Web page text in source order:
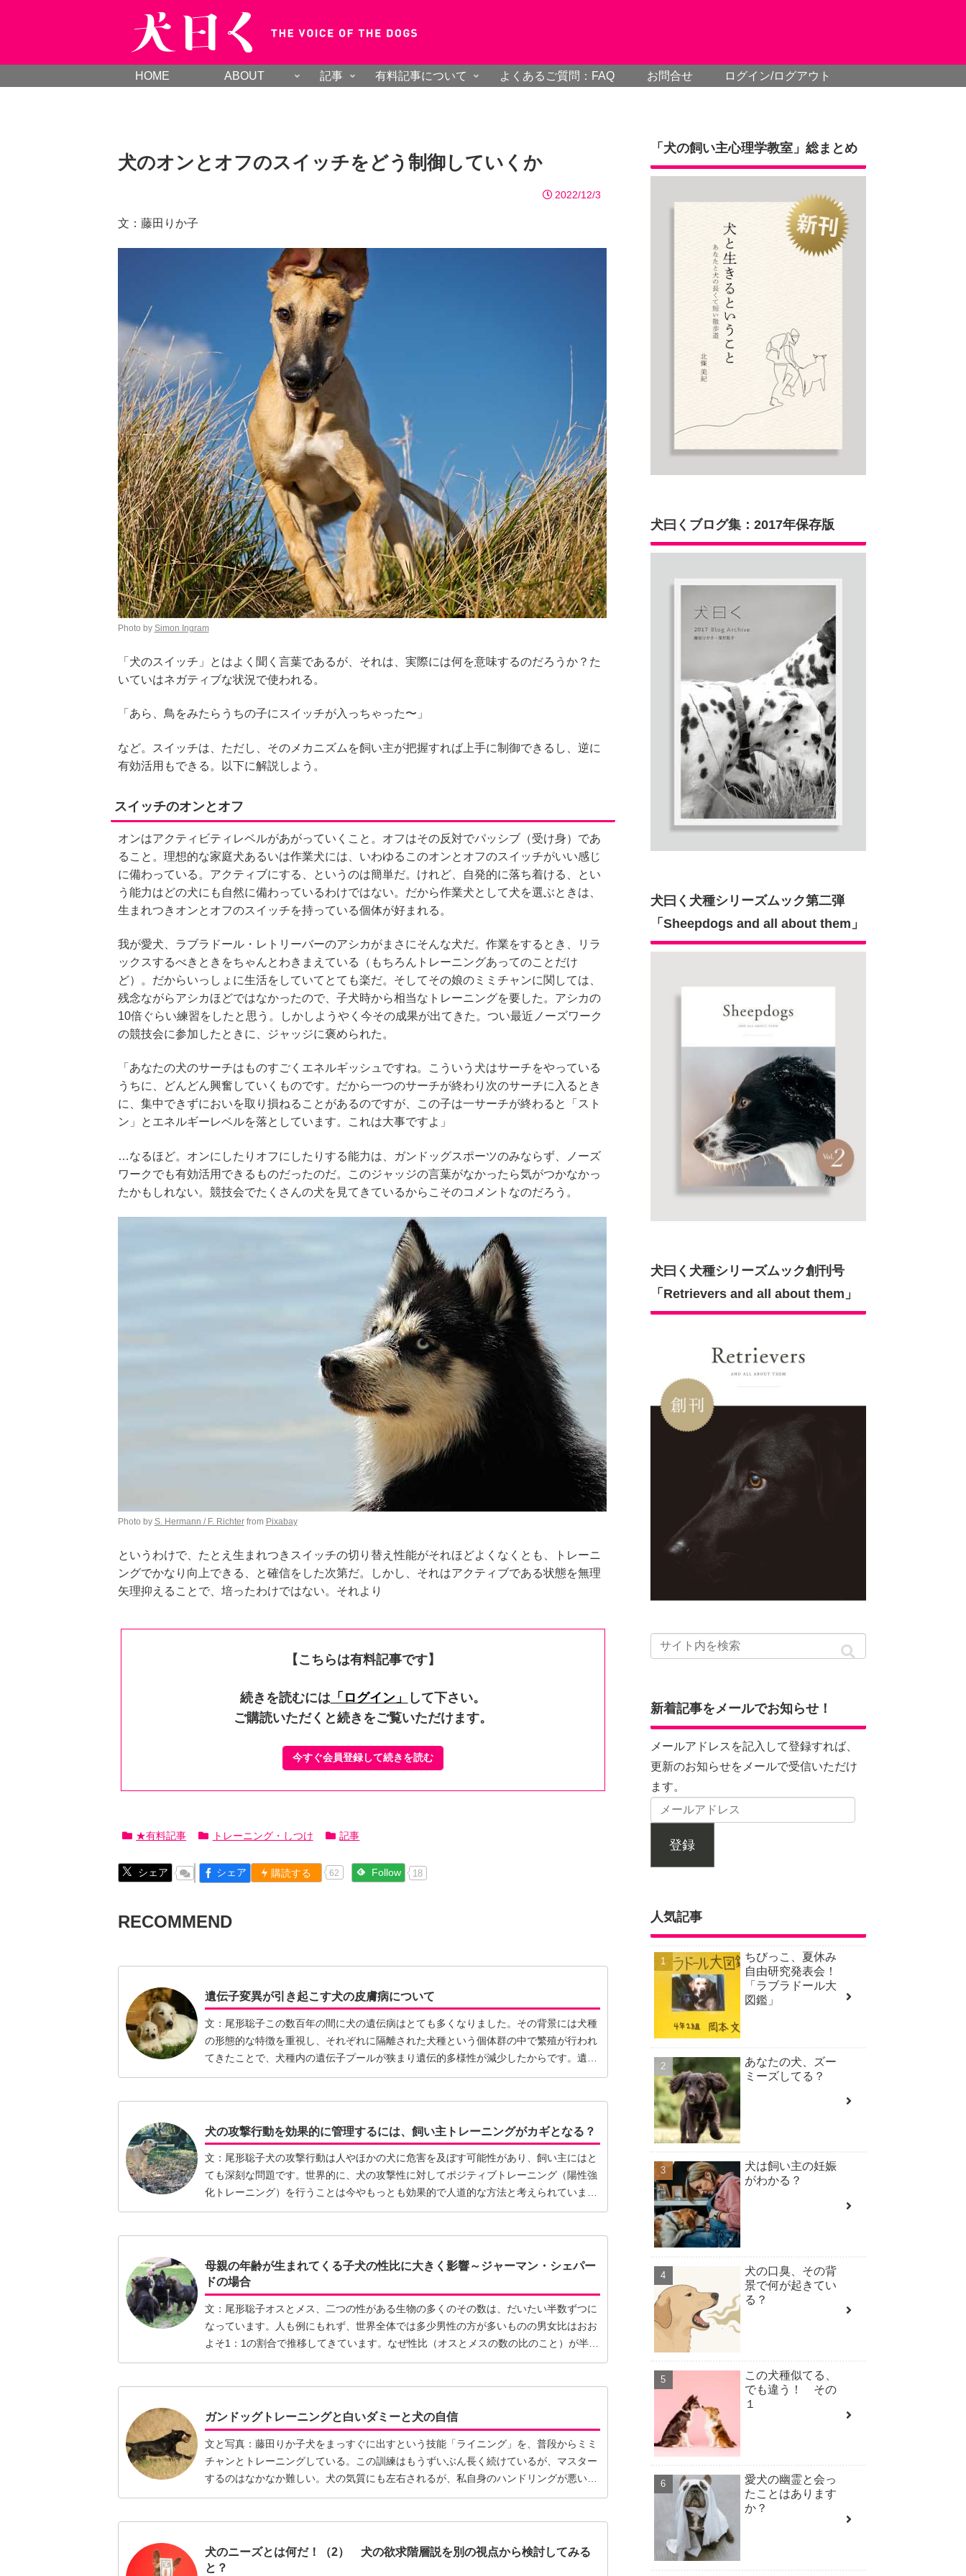
HOME ABOUT 記事 有料記事について よくあるご質問：FAQ お問合せ ログイン/ログアウト
犬のオンとオフのスイッチをどう制御していくか
2022/12/3
文：藤田りか子
Photo by Simon Ingram
「犬のスイッチ」とはよく聞く言葉であるが、それは、実際には何を意味するのだろうか？た
いていはネガティブな状況で使われる。
「あら、鳥をみたらうちの子にスイッチが入っちゃった〜」
など。スイッチは、ただし、そのメカニズムを飼い主が把握すれば上手に制御できるし、逆に
有効活用もできる。以下に解説しよう。
スイッチのオンとオフ
オンはアクティビティレベルがあがっていくこと。オフはその反対でパッシブ（受け身）であ
ること。理想的な家庭犬あるいは作業犬には、いわゆるこのオンとオフのスイッチがいい感じ
に備わっている。アクティブにする、というのは簡単だ。けれど、自発的に落ち着ける、とい
う能力はどの犬にも自然に備わっているわけではない。だから作業犬として犬を選ぶときは、
生まれつきオンとオフのスイッチを持っている個体が好まれる。
我が愛犬、ラブラドール・レトリーバーのアシカがまさにそんな犬だ。作業をするとき、リラ
ックスするべきときをちゃんとわきまえている（もちろんトレーニングあってのことだけ
ど）。だからいっしょに生活をしていてとても楽だ。そしてその娘のミミチャンに関しては、
残念ながらアシカほどではなかったので、子犬時から相当なトレーニングを要した。アシカの
10倍ぐらい練習をしたと思う。しかしようやく今その成果が出てきた。つい最近ノーズワーク
の競技会に参加したときに、ジャッジに褒められた。
「あなたの犬のサーチはものすごくエネルギッシュですね。こういう犬はサーチをやっている
うちに、どんどん興奮していくものです。だから一つのサーチが終わり次のサーチに入るとき
に、集中できずにおいを取り損ねることがあるのですが、この子は一サーチが終わると「スト
ン」とエネルギーレベルを落としています。これは大事ですよ」
…なるほど。オンにしたりオフにしたりする能力は、ガンドッグスポーツのみならず、ノーズ
ワークでも有効活用できるものだったのだ。このジャッジの言葉がなかったら気がつかなかっ
たかもしれない。競技会でたくさんの犬を見てきているからこそのコメントなのだろう。
Photo by S. Hermann / F. Richterfrom Pixabay
というわけで、たとえ生まれつきスイッチの切り替え性能がそれほどよくなくとも、トレーニ
ングでかなり向上できる、と確信をした次第だ。しかし、それはアクティブである状態を無理
矢理抑えることで、培ったわけではない。それより
【こちらは有料記事です】
続きを読むには 「ログイン」
して下さい。
ご購読いただくと続きをご覧いただけます。
今すぐ会員登録して続きを読む
★有料記事 トレーニング・しつけ 記事
シェア シェア 購読する 62 Follow 18
RECOMMEND
遺伝子変異が引き起こす犬の皮膚病について
文：尾形聡子この数百年の間に犬の遺伝病はとても多くなりました。その背景には犬種
の形態的な特徴を重視し、それぞれに隔離された犬種という個体群の中で繁殖が行われ
てきたことで、犬種内の遺伝子プールが狭まり遺伝的多様性が減少したからです。遺伝
子変異…【続きを読む】
犬の攻撃行動を効果的に管理するには、飼い主トレーニングがカギとなる？
文：尾形聡子犬の攻撃行動は人やほかの犬に危害を及ぼす可能性があり、飼い主にはと
ても深刻な問題です。世界的に、犬の攻撃性に対してポジティブトレーニング（陽性強
化トレーニング）を行うことは今やもっとも効果的で人道的な方法と考えられていま
す。しか…【続きを読む】
母親の年齢が生まれてくる子犬の性比に大きく影響～ジャーマン・シェパー
ドの場合
文：尾形聡子オスとメス、二つの性がある生物の多くのその数は、だいたい半数ずつに
なっています。人も例にもれず、世界全体では多少男性の方が多いものの男女比はおお
よそ1：1の割合で推移してきています。なぜ性比（オスとメスの数の比のこと）が半数
ずつ…【続きを読む】
ガンドッグトレーニングと白いダミーと犬の自信
文と写真：藤田りか子犬をまっすぐに出すという技能「ライニング」を、普段からミミ
チャンとトレーニングしている。この訓練はもうずいぶん長く続けているが、マスター
するのはなかなか難しい。犬の気質にも左右されるが、私自身のハンドリングが悪いせ
いも大…【続きを読む】
犬のニーズとは何だ！（2） 犬の欲求階層説を別の視点から検討してみる
と？
「犬の飼い主心理学教室」総まとめ
犬曰くブログ集：2017年保存版
犬曰く犬種シリーズムック第二弾
「Sheepdogs and all about them」
犬曰く犬種シリーズムック創刊号
「Retrievers and all about them」
新着記事をメールでお知らせ！
メールアドレスを記入して登録すれば、
更新のお知らせをメールで受信いただけ
ます。
登録
人気記事
ちびっこ、夏休み
自由研究発表会！
「ラブラドール大
図鑑」
あなたの犬、ズー
ミーズしてる？
犬は飼い主の妊娠
がわかる？
犬の口臭、その背
景で何が起きてい
る？
この犬種似てる、
でも違う！ その
１
愛犬の幽霊と会っ
たことはあります
か？